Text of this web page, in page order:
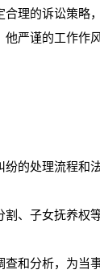
理的诉讼策略
严谨的工作作
的处理流程和
、子女抚养权
和分析，为当